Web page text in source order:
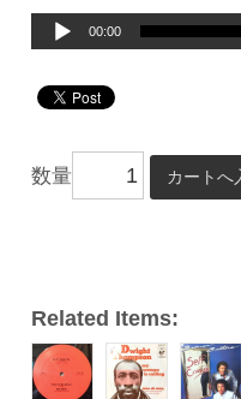
プ
ヤ
00:00
数量
Related Items: